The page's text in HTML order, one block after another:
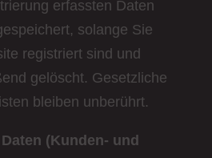
erfassten Daten
solange Sie
registriert sind und
gelöscht. Gesetzliche
bleiben unberührt.
(Kunden- und